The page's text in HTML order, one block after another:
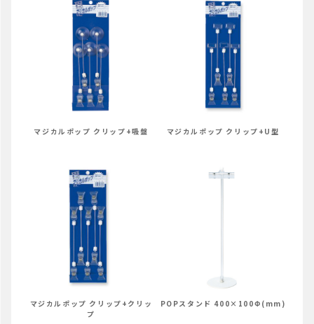
マジカルポップ クリップ+吸盤 マジカルポップ クリップ+U型
マジカルポップ クリップ+クリッ
プ
POPスタンド 400×100Φ(mm)